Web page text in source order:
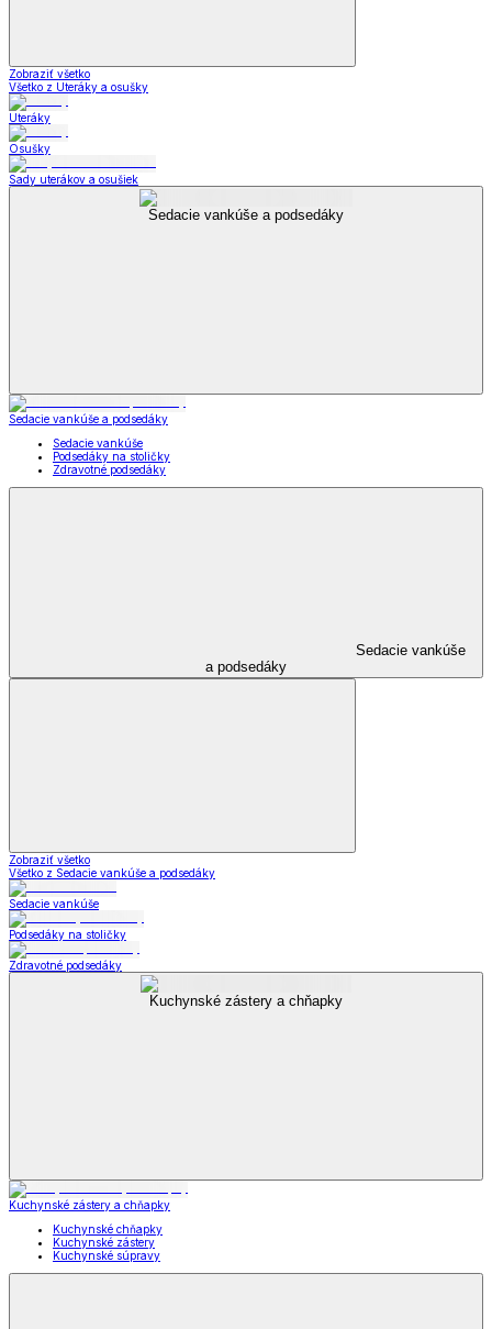
Zobraziť všetko
Všetko z Uteráky a osušky
Uteráky
Osušky
Sady uterákov a osušiek
Sedacie vankúše a podsedáky
Sedacie vankúše a podsedáky
Sedacie vankúše
Podsedáky na stoličky
Zdravotné podsedáky
Sedacie vankúše
a podsedáky
Zobraziť všetko
Všetko z Sedacie vankúše a podsedáky
Sedacie vankúše
Podsedáky na stoličky
Zdravotné podsedáky
Kuchynské zástery a chňapky
Kuchynské zástery a chňapky
Kuchynské chňapky
Kuchynské zástery
Kuchynské súpravy